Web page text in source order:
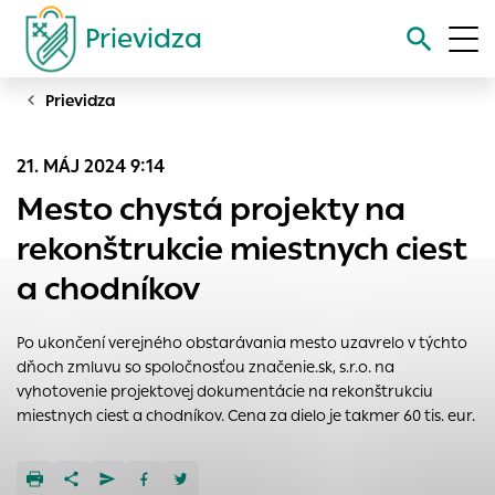
Prievidza
Vyhľadávanie
Prievidza
21. MÁJ 2024 9:14
Mesto chystá projekty na
rekonštrukcie miestnych ciest
a chodníkov
Po ukončení verejného obstarávania mesto uzavrelo v týchto
dňoch zmluvu so spoločnosťou značenie.sk, s.r.o. na
vyhotovenie projektovej dokumentácie na rekonštrukciu
miestnych ciest a chodníkov. Cena za dielo je takmer 60 tis. eur.
Nastavenie cookies
Cookies sú malé súbory, do ktorých webové stránky môžu
ukladať informácie o vašej aktivite a preferenciách.
Používajú sa napríklad k tomu, aby si webový prehliadač
voľba v tomto okne.
Vyberte úroveň cookies, ktorú chcete povoliť
Technické cookies
umožňujú základné funkcie, ako je navigácia na stránke a